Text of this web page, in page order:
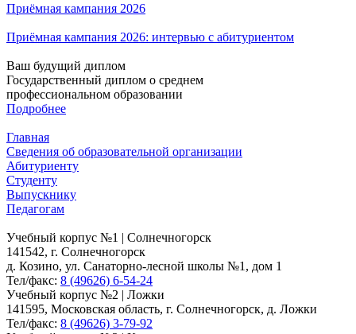
Приёмная кампания 2026
Приёмная кампания 2026: интервью с абитуриентом
Ваш будущий диплом
Государственный диплом о среднем
профессиональном образовании
Подробнее
Главная
Сведения об образовательной организации
Абитуриенту
Студенту
Выпускнику
Педагогам
Учебный корпус №1 | Солнечногорск
141542, г. Солнечногорск
д. Козино, ул. Санаторно-лесной школы №1, дом 1
Тел/факс: 8 (49626) 6-54-24
Учебный корпус №2 | Ложки
141595, Московская область, г. Солнечногорск, д. Ложки
Тел/факс: 8 (49626) 3-79-92